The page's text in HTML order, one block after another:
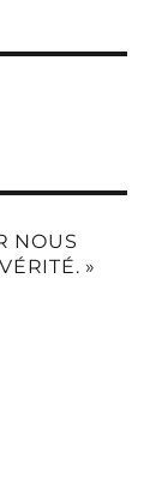
NOUS
»